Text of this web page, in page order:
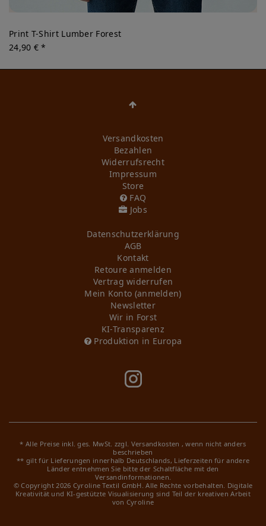
Print T-Shirt Lumber Forest
24,90 € *
Versandkosten
Bezahlen
Widerrufs­recht
Impressum
Store
FAQ
Jobs
Daten­schutz­erklärung
AGB
Kontakt
Retoure anmelden
Vertrag widerrufen
Mein Konto (anmelden)
Newsletter
Wir in Forst
KI-Transparenz
Produktion in Europa
* Alle Preise inkl. ges. MwSt. zzgl. Versandkosten , wenn nicht anders
beschrieben
** gilt für Lieferungen innerhalb Deutschlands, Lieferzeiten für andere
Länder entnehmen Sie bitte der Schaltfläche mit den
Versandinformationen.
© Copyright 2026 Cyroline Textil GmbH. Alle Rechte vorbehalten. Digitale
Kreativität und KI-gestützte Visualisierung sind Teil der kreativen Arbeit
von Cyroline